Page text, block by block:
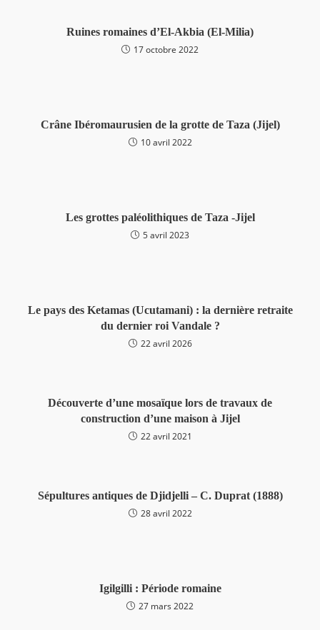
Ruines romaines d’El-Akbia (El-Milia)
17 octobre 2022
Crâne Ibéromaurusien de la grotte de Taza (Jijel)
10 avril 2022
Les grottes paléolithiques de Taza -Jijel
5 avril 2023
Le pays des Ketamas (Ucutamani) : la dernière retraite
du dernier roi Vandale ?
22 avril 2026
Découverte d’une mosaïque lors de travaux de
construction d’une maison à Jijel
22 avril 2021
Sépultures antiques de Djidjelli – C. Duprat (1888)
28 avril 2022
Igilgilli : Période romaine
27 mars 2022